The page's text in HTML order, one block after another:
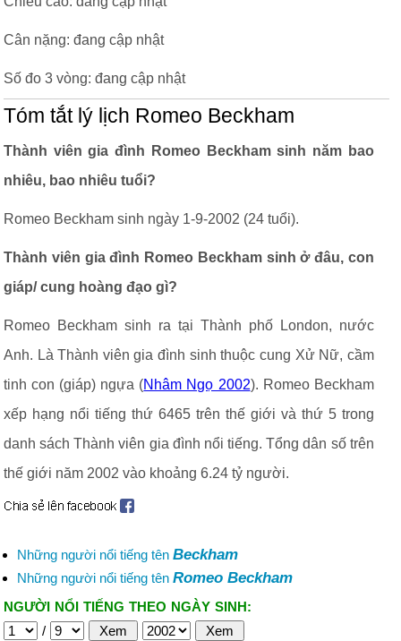
Cân nặng: đang cập nhật
Số đo 3 vòng: đang cập nhật
Tóm tắt lý lịch Romeo Beckham
Thành viên gia đình Romeo Beckham sinh năm bao
nhiêu, bao nhiêu tuổi?
Romeo Beckham sinh ngày 1-9-2002 (24 tuổi).
Thành viên gia đình Romeo Beckham sinh ở đâu, con
giáp/ cung hoàng đạo gì?
Romeo Beckham sinh ra tại Thành phố London, nước
Anh. Là Thành viên gia đình sinh thuộc cung Xử Nữ, cầm
tinh con (giáp) ngựa (Nhâm Ngọ 2002). Romeo Beckham
xếp hạng nổi tiếng thứ 6465 trên thế giới và thứ 5 trong
danh sách Thành viên gia đình nổi tiếng. Tổng dân số trên
thế giới năm 2002 vào khoảng 6.24 tỷ người.
Những người nổi tiếng tên Beckham
Những người nổi tiếng tên Romeo Beckham
NGƯỜI NỔI TIẾNG THEO NGÀY SINH:
/